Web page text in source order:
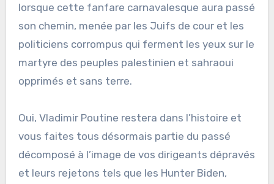
lorsque cette fanfare carnavalesque aura passé
son chemin, menée par les Juifs de cour et les
politiciens corrompus qui ferment les yeux sur le
martyre des peuples palestinien et sahraoui
opprimés et sans terre.
Oui, Vladimir Poutine restera dans l’histoire et
vous faites tous désormais partie du passé
décomposé à l’image de vos dirigeants dépravés
et leurs rejetons tels que les Hunter Biden,